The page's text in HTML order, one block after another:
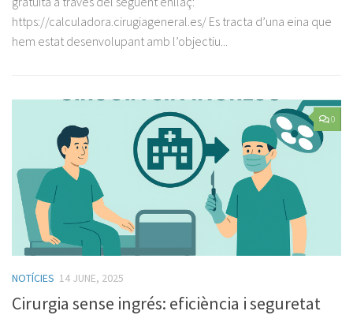
https://calculadora.cirugiageneral.es/ Es tracta d’una eina que
hem estat desenvolupant amb l’objectiu...
0
NOTÍCIES 14 JUNE, 2025
Cirurgia sense ingrés: eficiència i seguretat